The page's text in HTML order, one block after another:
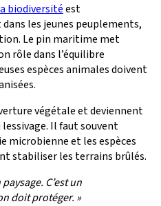
biodiversitéest
les jeunes peuplements,
Le pin maritime met
rôle dans l’équilibre
espèces animales doivent
végétale et deviennent
lessivage. Il faut souvent
microbienne et les espèces
stabiliser les terrains brûlés.
C’est un
doit protéger. »